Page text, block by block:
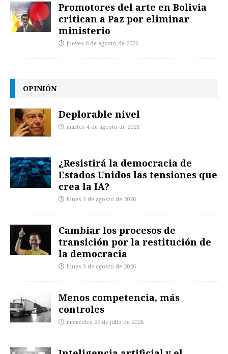
Promotores del arte en Bolivia
critican a Paz por eliminar
ministerio
jueves 6 de agosto de 2026
OPINIÓN
Deplorable nivel
martes 4 de agosto de 2026
¿Resistirá la democracia de
Estados Unidos las tensiones que
crea la IA?
lunes 3 de agosto de 2026
Cambiar los procesos de
transición por la restitución de
la democracia
lunes 3 de agosto de 2026
Menos competencia, más
controles
miércoles 29 de julio de 2026